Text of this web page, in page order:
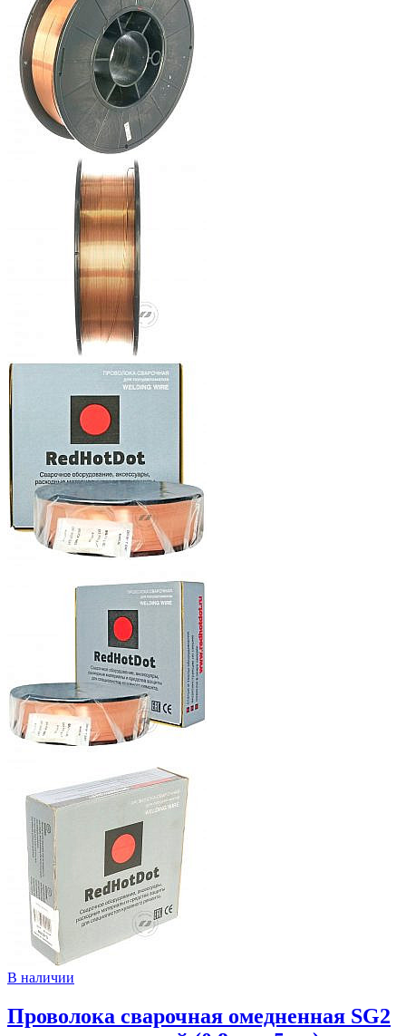
В наличии
Проволока сварочная омедненная SG2